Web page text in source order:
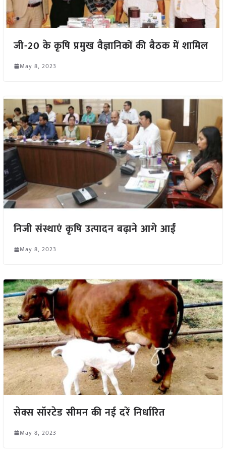
जी-20 के कृषि प्रमुख वैज्ञानिकों की बैठक में शामिल
May 8, 2023
निजी संस्थाएं कृषि उत्पादन बढ़ाने आगे आईं
May 8, 2023
सेक्स सॉरटेड सीमन की नई दरें निर्धारित
May 8, 2023